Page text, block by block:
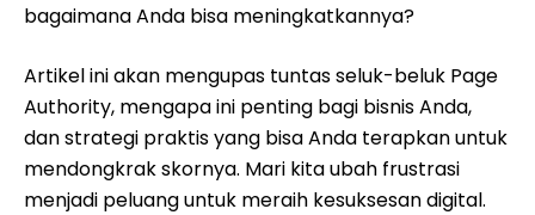
bagaimana Anda bisa meningkatkannya?
Artikel ini akan mengupas tuntas seluk-beluk Page
Authority, mengapa ini penting bagi bisnis Anda,
dan strategi praktis yang bisa Anda terapkan untuk
mendongkrak skornya. Mari kita ubah frustrasi
menjadi peluang untuk meraih kesuksesan digital.